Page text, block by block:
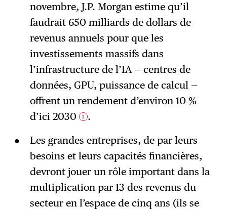
novembre, J.P. Morgan estime qu’il
faudrait 650 milliards de dollars de
revenus annuels pour que les
investissements massifs dans
l’infrastructure de l’IA — centres de
données, GPU, puissance de calcul —
offrent un rendement d’environ 10 %
d’ici 2030
3 .
Les grandes entreprises, de par leurs
besoins et leurs capacités financières,
devront jouer un rôle important dans la
multiplication par 13 des revenus du
secteur en l’espace de cinq ans (ils se